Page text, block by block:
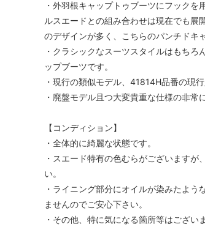
・外羽根キャップトゥブーツにフック
ルスエードとの組み合わせは現在でも展
のデザインが多く、こちらのパンチドキ
・クラシックなスーツスタイルはもち
ップブーツです。
・現行の類似モデル、41814H品番の現
・廃盤モデル且つ大変貴重な仕様の非常
【コンディション】
・全体的に綺麗な状態です。
・スエード特有の色むらがございます
い。
・ライニング部分にオイルが染みたよ
ませんのでご安心下さい。
・その他、特に気になる箇所等はござい